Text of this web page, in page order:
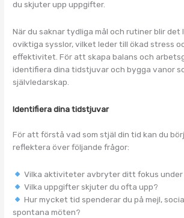
du skjuter upp uppgifter.
När du saknar tydliga mål och rutiner blir
oviktiga sysslor, vilket leder till ökad stress
effektivitet. För att skapa balans och
identifiera dina tidstjuvar och bygga vanor
självledarskap.
Identifiera dina tidstjuvar
För att förstå vad som stjäl din tid kan du
reflektera över följande frågor:
Vilka aktiviteter avbryter ditt fokus under
Vilka uppgifter skjuter du ofta upp?
Hur mycket tid spenderar du på mejl,
spontana möten?